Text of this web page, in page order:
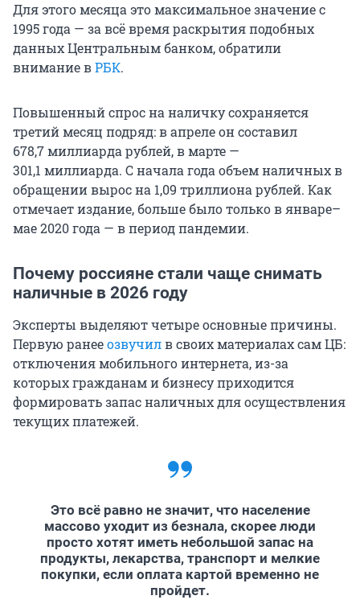
Для этого месяца это максимальное значение с
1995 года — за всё время раскрытия подобных
данных Центральным банком, обратили
внимание вРБК.
Повышенный спрос на наличку сохраняется
третий месяц подряд: в апреле он составил
678,7 миллиарда рублей, в марте —
301,1 миллиарда. С начала года объем наличных в
обращении вырос на 1,09 триллиона рублей. Как
отмечает издание, больше было только в январе–
мае 2020 года — в период пандемии.
Почему россияне стали чаще снимать
наличные в 2026 году
Эксперты выделяют четыре основные причины.
Первую ранееозвучилв своих материалах сам ЦБ:
отключения мобильного интернета, из-за
которых гражданам и бизнесу приходится
формировать запас наличных для осуществления
текущих платежей.
Это всё равно не значит, что население
массово уходит из безнала, скорее люди
просто хотят иметь небольшой запас на
продукты, лекарства, транспорт и мелкие
покупки, если оплата картой временно не
пройдет.